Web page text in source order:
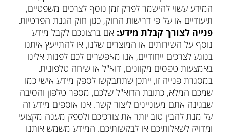
המידע עשוי להישמר לפרק זמן נוסף לצרכים משפטיים,
תיעודיים או על פי דרישות החוק, כגון חוק הגנת הפרטיות.
פנייה לצורך קבלת מידע: אם ברצונכם לקבל מידע
נוסף על השירותים או המוצרים שלנו, או להתייעץ איתנו
בנוגע לצרכים ייחודיים, אנו מאפשרים לכם לפנות אלינו
באמצעות טפסים מקוונים, דוא"ל או שיחה טלפונית.
במסגרת פנייה זו, ייתכן שתתבקשו לספק מידע אישי כמו
שמכם המלא, כתובת הדוא"ל שלכם, מספר טלפון והסיבה
שבגינה אתם מעוניינים ליצור קשר. אנו אוספים מידע זה
על מנת להבין טוב יותר את צורכיכם ולספק מענה מקצועי
ומדויק לשאלותיכם או לבקשותיכם. המידע משמש אותנו